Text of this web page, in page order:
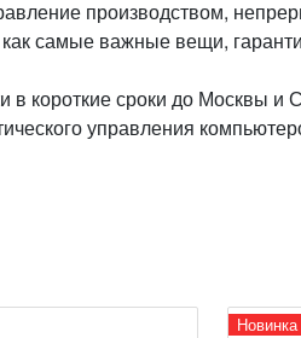
производством,
самые важные вещи,
короткие сроки до Москвы и
управления
Новинка